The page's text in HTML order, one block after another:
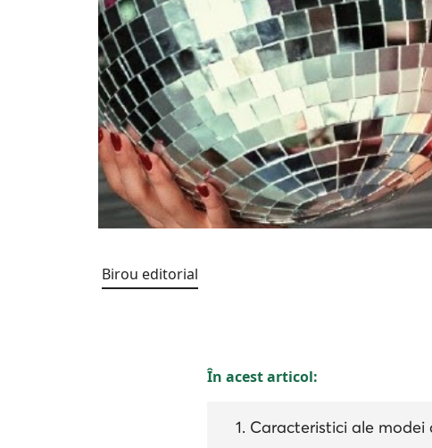
Birou editorial
În acest articol:
Caracteristici ale modei